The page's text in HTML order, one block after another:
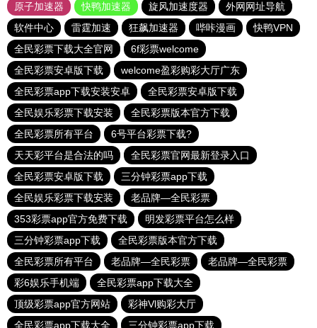
原子加速器
快鸭加速器 旋风加速度器
外网网址导航
软件中心
雷霆加速 狂飙加速器 哔咔漫画
快鸭VPN
全民彩票下载大全官网
6f彩票welcome
全民彩票安卓版下载
welcome盈彩购彩大厅广东
全民彩票app下载安装安卓
全民彩票安卓版下载
全民娱乐彩票下载安装
全民彩票版本官方下载
全民彩票所有平台
6号平台彩票下载?
天天彩平台是合法的吗
全民彩票官网最新登录入口
全民彩票安卓版下载
三分钟彩票app下载
全民娱乐彩票下载安装
老品牌—全民彩票
353彩票app官方免费下载
明发彩票平台怎么样
三分钟彩票app下载
全民彩票版本官方下载
全民彩票所有平台
老品牌—全民彩票
老品牌—全民彩票
彩6娱乐手机端
全民彩票app下载大全
顶级彩票app官方网站
彩神Vl购彩大厅
全民彩票app下载大全
三分钟彩票app下载